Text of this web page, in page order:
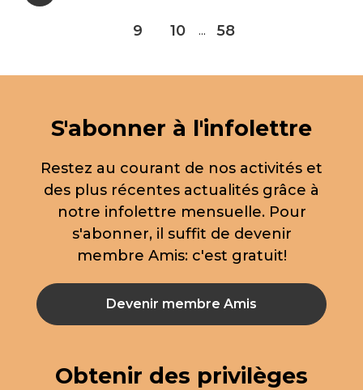
9 10 ... 58
S'abonner à l'infolettre
Restez au courant de nos activités et
des plus récentes actualités grâce à
notre infolettre mensuelle. Pour
s'abonner, il suffit de devenir
membre Amis: c'est gratuit!
Devenir membre Amis
Obtenir des privilèges